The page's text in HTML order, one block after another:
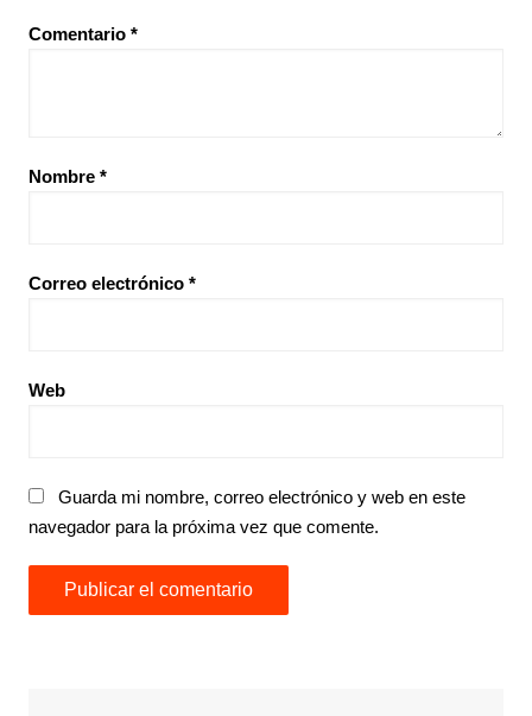
Comentario *
Nombre *
Correo electrónico *
Web
Guarda mi nombre, correo electrónico y web en este
navegador para la próxima vez que comente.